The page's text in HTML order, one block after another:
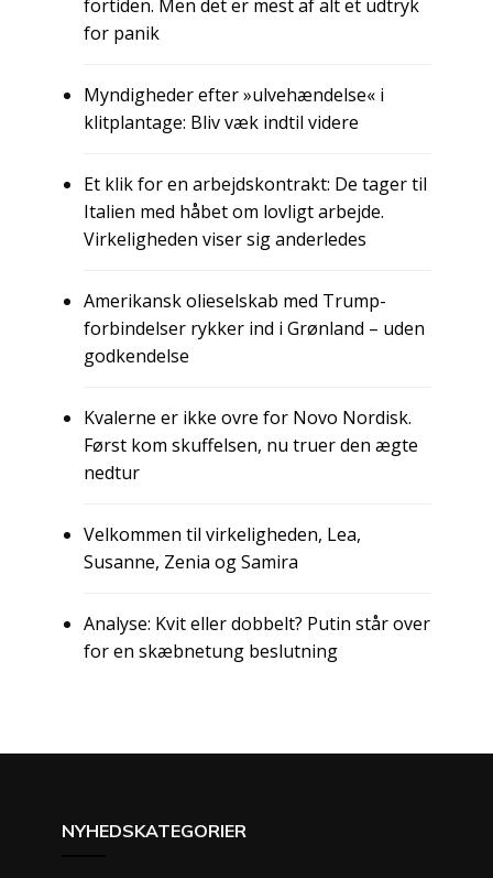
fortiden. Men det er mest af alt et udtryk
for panik
Myndigheder efter »ulvehændelse« i
klitplantage: Bliv væk indtil videre
Et klik for en arbejdskontrakt: De tager til
Italien med håbet om lovligt arbejde.
Virkeligheden viser sig anderledes
Amerikansk olieselskab med Trump-
forbindelser rykker ind i Grønland – uden
godkendelse
Kvalerne er ikke ovre for Novo Nordisk.
Først kom skuffelsen, nu truer den ægte
nedtur
Velkommen til virkeligheden, Lea,
Susanne, Zenia og Samira
Analyse: Kvit eller dobbelt? Putin står over
for en skæbnetung beslutning
NYHEDSKATEGORIER